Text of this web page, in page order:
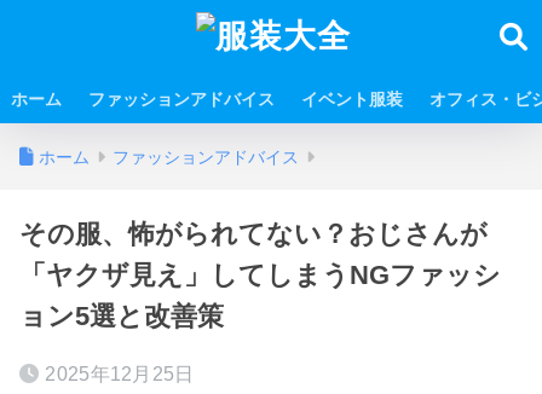
ホーム ファッションアドバイス イベント服装 オフィス・ビ
ホーム ファッションアドバイス
その服、怖がられてない？おじさんが
「ヤクザ見え」してしまうNGファッシ
ョン5選と改善策
2025年12月25日